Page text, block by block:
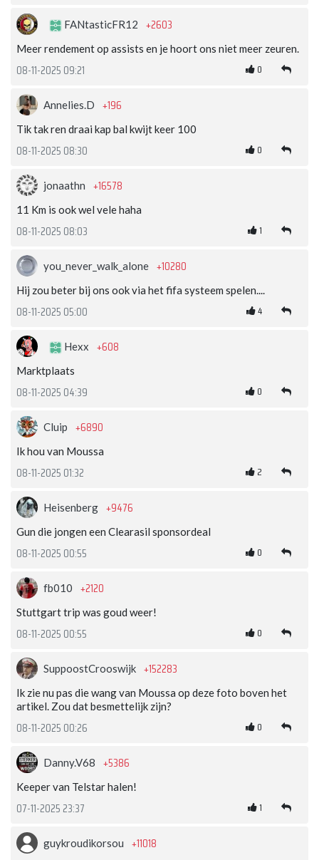
FANtasticFR12 +2603
Meer rendement op assists en je hoort ons niet meer zeuren.
08-11-2025 09:21 0
Annelies.D +196
Tik tak ren draai kap bal kwijt keer 100
08-11-2025 08:30 0
jonaathn +16578
11 Km is ook wel vele haha
08-11-2025 08:03 1
you_never_walk_alone +10280
Hij zou beter bij ons ook via het fifa systeem spelen....
08-11-2025 05:00 4
Hexx +608
Marktplaats
08-11-2025 04:39 0
Cluip +6890
Ik hou van Moussa
08-11-2025 01:32 2
Heisenberg +9476
Gun die jongen een Clearasil sponsordeal
08-11-2025 00:55 0
fb010 +2120
Stuttgart trip was goud weer!
08-11-2025 00:55 0
SuppoostCrooswijk +152283
Ik zie nu pas die wang van Moussa op deze foto boven het
artikel. Zou dat besmettelijk zijn?
08-11-2025 00:26 0
Danny.V68 +5386
Keeper van Telstar halen!
07-11-2025 23:37 1
guykroudikorsou +11018